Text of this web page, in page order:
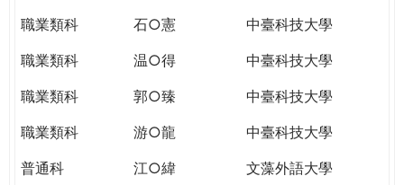
職業類科
石○憲
中臺科技大學
職業類科
温○得
中臺科技大學
職業類科
郭○臻
中臺科技大學
職業類科
游○龍
中臺科技大學
普通科
江○緯
文藻外語大學